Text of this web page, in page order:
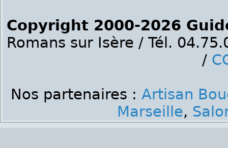
Copyright 2000-2026
Romans sur Isère / Tél.
/
Nos partenaires : Artisan
Marseille,